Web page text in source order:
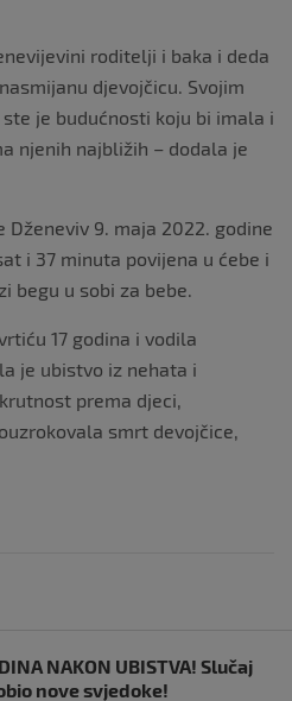
roditelji i baka i deda
djevojčicu. Svojim
je budućnosti koju bi imala i
njenih najbližih – dodala je
Dženeviv 9. maja 2022. godine
i 37 minuta povijena u ćebe i
begu u sobi za bebe.
17 godina i vodila
je ubistvo iz nehata i
prema djeci,
smrt devojčice,
NAKON UBISTVA! Slučaj
nove svjedoke!